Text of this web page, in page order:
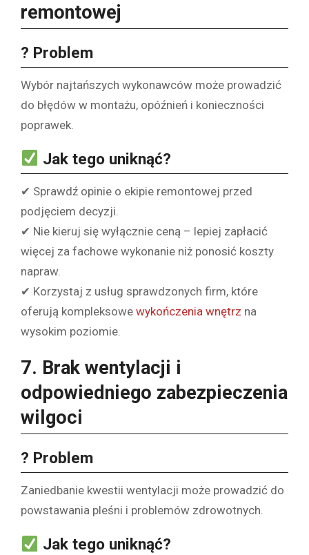
remontowej
? Problem
Wybór najtańszych wykonawców może prowadzić
do błędów w montażu, opóźnień i konieczności
poprawek.
Jak tego uniknąć?
✔ Sprawdź opinie o ekipie remontowej przed
podjęciem decyzji.
✔ Nie kieruj się wyłącznie ceną – lepiej zapłacić
więcej za fachowe wykonanie niż ponosić koszty
napraw.
✔ Korzystaj z usług sprawdzonych firm, które
oferują kompleksowe wykończenia wnętrz na
wysokim poziomie.
7. Brak wentylacji i
odpowiedniego zabezpieczenia
wilgoci
? Problem
Zaniedbanie kwestii wentylacji może prowadzić do
powstawania pleśni i problemów zdrowotnych.
Jak tego uniknąć?